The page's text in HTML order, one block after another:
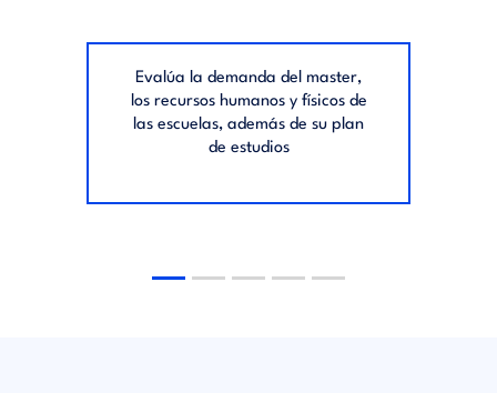
Evalúa la demanda del master,
los recursos humanos y físicos de
las escuelas, además de su plan
de estudios